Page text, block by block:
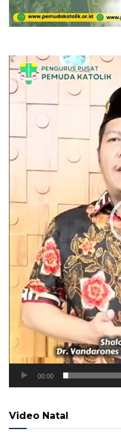
Pemutar
Video
00:00
Video Natal